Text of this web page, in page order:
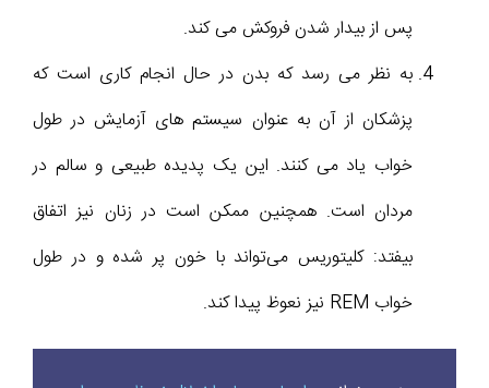
پس از بیدار شدن فروکش می کند.
به نظر می رسد که بدن در حال انجام کاری است که
پزشکان از آن به عنوان سیستم های آزمایش در طول
خواب یاد می کنند. این یک پدیده طبیعی و سالم در
مردان است. همچنین ممکن است در زنان نیز اتفاق
بیفتد: کلیتوریس می‌تواند با خون پر شده و در طول
خواب REM نیز نعوظ پیدا کند.